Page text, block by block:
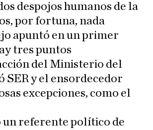
despojos humanos de la
por fortuna, nada
apuntó en un primer
tres puntos
del Ministerio del
y el ensordecedor
excepciones, como el
un referente político de